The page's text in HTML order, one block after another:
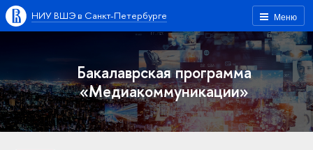
Меню
НИУ ВШЭ в Санкт-Петербурге
Бакалаврская программа
«Медиакоммуникации»